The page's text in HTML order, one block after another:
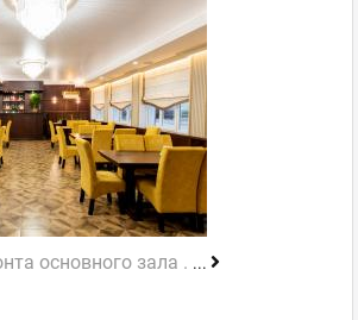
основного зала . ...